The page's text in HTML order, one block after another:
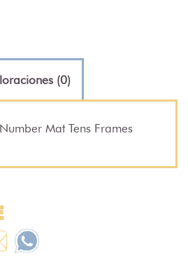
(0)
Mat Tens Frames